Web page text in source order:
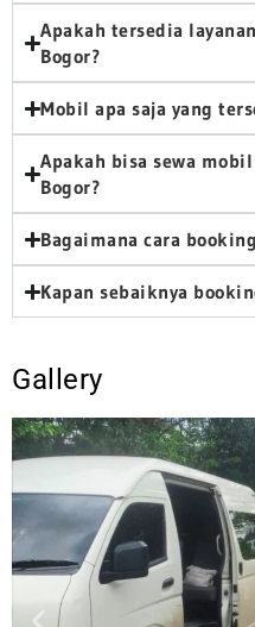
Apakah tersedia
Bogor?
Mobil apa saja yang
Apakah bisa sewa
Bogor?
Bagaimana cara
Kapan sebaiknya
Gallery